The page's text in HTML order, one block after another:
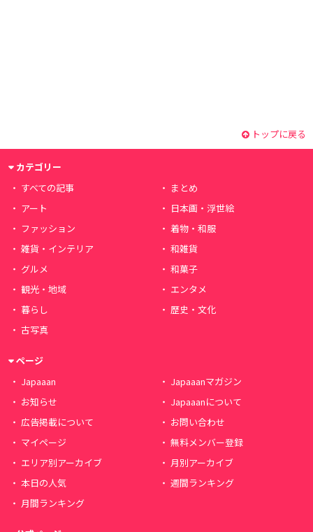
トップに戻る
カテゴリー
すべての記事
まとめ
アート
日本画・浮世絵
ファッション
着物・和服
雑貨・インテリア
和雑貨
グルメ
和菓子
観光・地域
エンタメ
暮らし
歴史・文化
古写真
ページ
Japaaan
Japaaanマガジン
お知らせ
Japaaanについて
広告掲載について
お問い合わせ
マイページ
無料メンバー登録
エリア別アーカイブ
月別アーカイブ
本日の人気
週間ランキング
月間ランキング